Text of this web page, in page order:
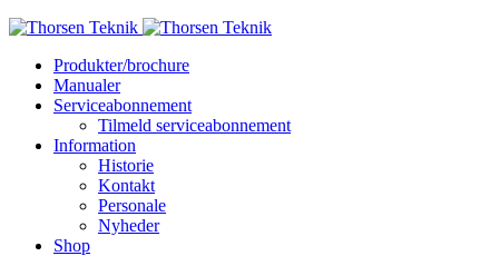
Produkter/brochure
Manualer
Serviceabonnement
Tilmeld serviceabonnement
Information
Historie
Kontakt
Personale
Nyheder
Shop